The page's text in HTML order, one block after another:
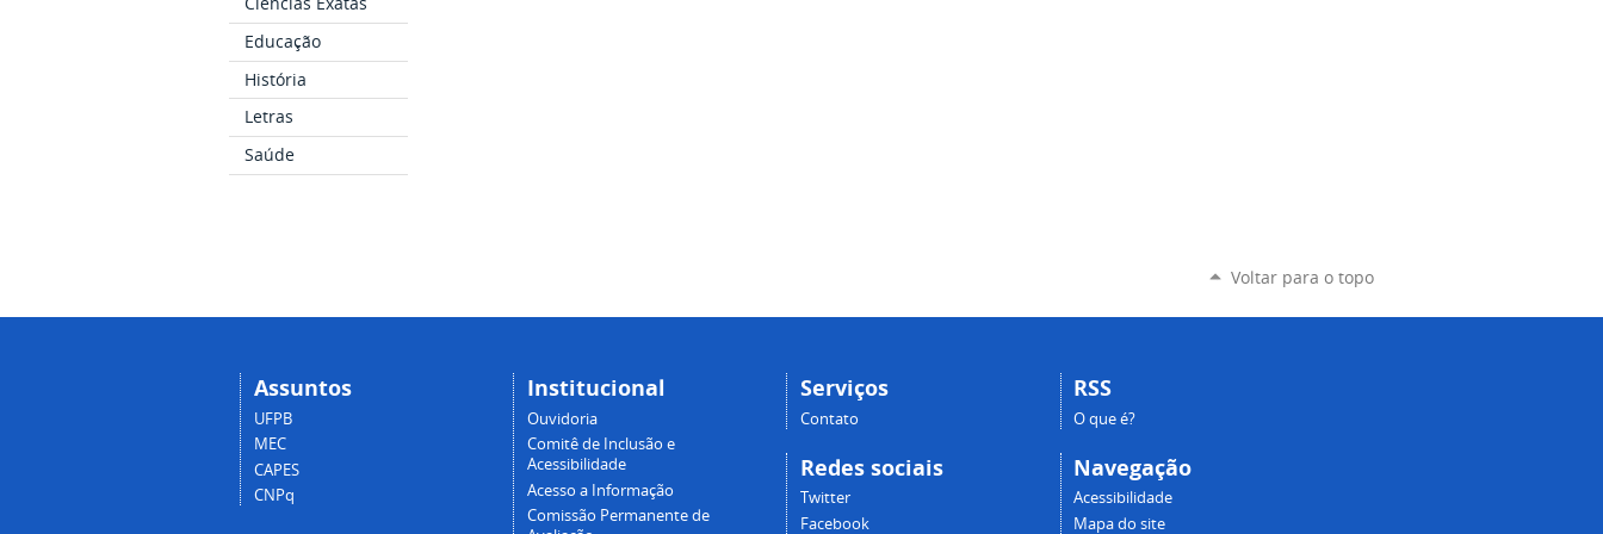
Educação
História
Letras
Saúde
Voltar para o topo
Assuntos
UFPB
MEC
CAPES
CNPq
Institucional
Ouvidoria
Comitê de Inclusão e
Acessibilidade
Acesso a Informação
Comissão Permanente de
Serviços
Contato
Redes sociais
Twitter
Facebook
RSS
O que é?
Navegação
Acessibilidade
Mapa do site